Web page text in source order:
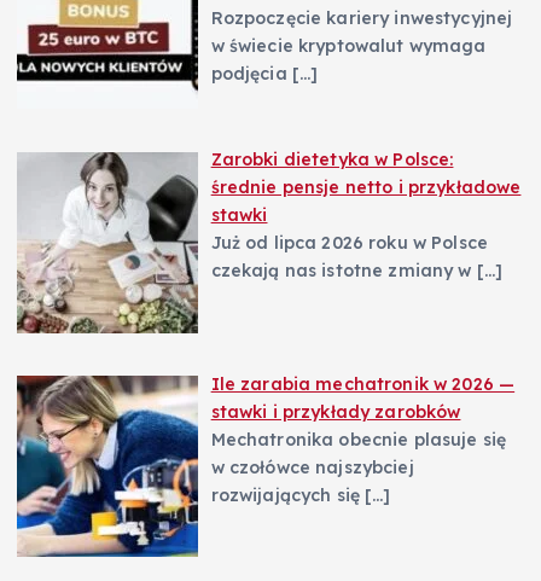
Rozpoczęcie kariery inwestycyjnej
w świecie kryptowalut wymaga
podjęcia […]
Zarobki dietetyka w Polsce:
średnie pensje netto i przykładowe
stawki
Już od lipca 2026 roku w Polsce
czekają nas istotne zmiany w […]
Ile zarabia mechatronik w 2026 —
stawki i przykłady zarobków
Mechatronika obecnie plasuje się
w czołówce najszybciej
rozwijających się […]